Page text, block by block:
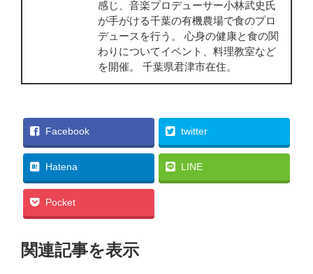
感じ、音楽プロデューサー小林武史氏
が手がける千葉の有機農場で食のプロ
デュースを行う。 心身の健康と食の関
わりについてイベント、料理教室など
を開催。 千葉県君津市在住。
Facebook twitter
Hatena LINE
Pocket
関連記事を表示